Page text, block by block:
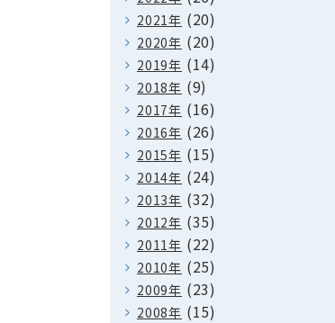
2021年 (20)
2020年 (20)
2019年 (14)
2018年 (9)
2017年 (16)
2016年 (26)
2015年 (15)
2014年 (24)
2013年 (32)
2012年 (35)
2011年 (22)
2010年 (25)
2009年 (23)
2008年 (15)